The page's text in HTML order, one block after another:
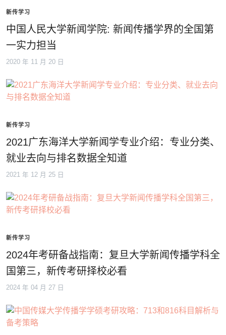
新传学习
中国人民大学新闻学院: 新闻传播学界的全国第
一实力担当
2020 年 11 月 20 日
新传学习
2021广东海洋大学新闻学专业介绍：专业分类、
就业去向与排名数据全知道
2021 年 12 月 25 日
新传学习
2024年考研备战指南：复旦大学新闻传播学科全
国第三，新传考研择校必看
2024 年 04 月 27 日